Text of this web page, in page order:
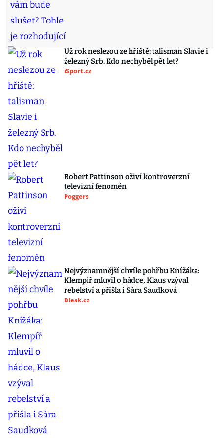
Už rok neslezou ze hřiště: talisman Slavie i
železný Srb. Kdo nechyběl pět let?
iSport.cz
Robert Pattinson oživí kontroverzní
televizní fenomén
Poggers
Nejvýznamnější chvíle pohřbu Knížáka:
Klempíř mluvil o hádce, Klaus vzýval
rebelství a přišla i Sára Saudková
Blesk.cz